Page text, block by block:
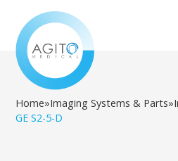
Home»Imaging Systems & Parts»
GE S2-5-D